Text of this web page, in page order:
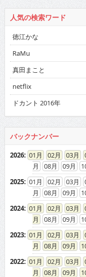
人気の検索ワード
徳江かな
RaMu
真田まこと
netflix
ドカント 2016年
バックナンバー
2026: 01 02 03
08
09
2025: 01 02 03
08
09
2024: 01 02 03
08
09
2023: 01 02 03
08
09
2022: 01 02 03
08
09